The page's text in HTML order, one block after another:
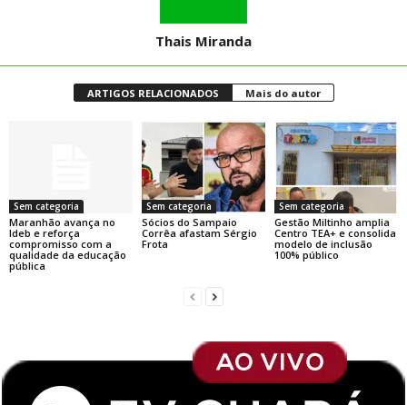
Thais Miranda
ARTIGOS RELACIONADOS Mais do autor
Sem categoria
Maranhão avança no
Ideb e reforça
compromisso com a
qualidade da educação
pública
Sem categoria
Sócios do Sampaio
Corrêa afastam Sérgio
Frota
Sem categoria
Gestão Miltinho amplia
Centro TEA+ e consolida
modelo de inclusão
100% público